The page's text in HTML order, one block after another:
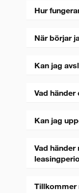
Hur
När börjar
Kan jag
Vad
Kan jag
Vad
Tillkommer